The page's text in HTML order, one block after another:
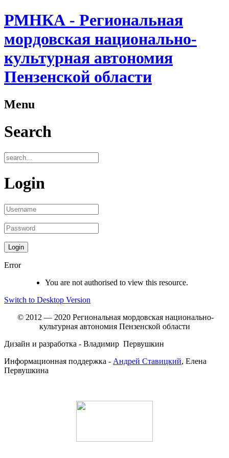
РМНКА - Региональная
мордовская национально-
культурная автономия
Пензенской области
Menu
Search
Login
Error
You are not authorised to view this resource.
Switch to Desktop Version
© 2012 — 2020 Региональная мордовская национально-
культурная автономия Пензенской области
Дизайн и разработка - Владимир Первушкин
Информационная поддержка - Андрей Ставицкий, Елена
Первушкина